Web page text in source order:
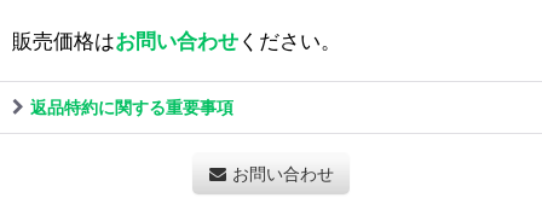
販売価格はお問い合わせください。
返品特約に関する重要事項
お問い合わせ